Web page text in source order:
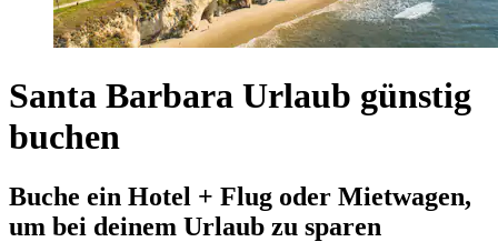
Santa Barbara Urlaub günstig
buchen
Buche ein Hotel + Flug oder Mietwagen,
um bei deinem Urlaub zu sparen